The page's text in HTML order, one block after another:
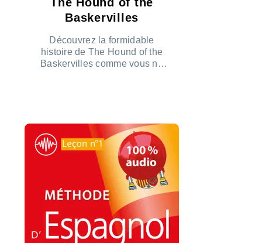
Baskervilles
Découvrez la formidable
histoire de The Hound of the
Baskervilles comme vous ne